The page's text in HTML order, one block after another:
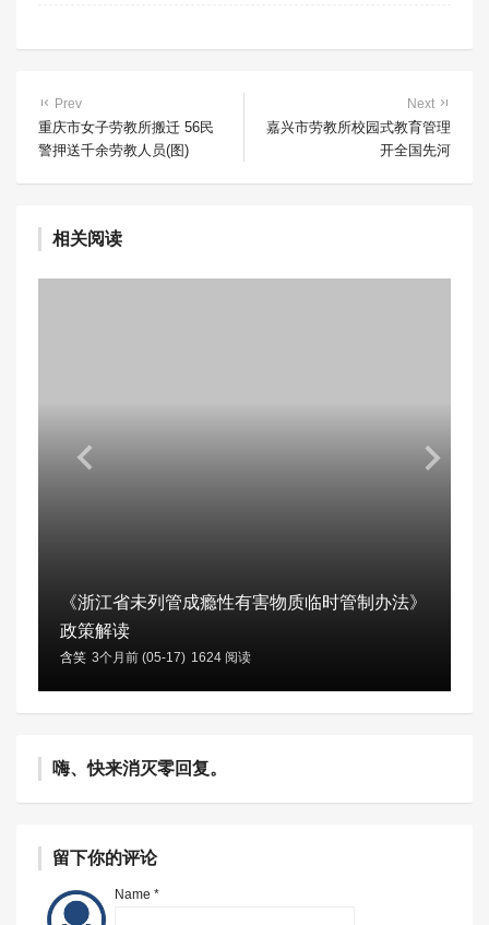
Prev
重庆市女子劳教所搬迁 56民
警押送千余劳教人员(图)
Next
嘉兴市劳教所校园式教育管理
开全国先河
相关阅读
《浙江省未列管成瘾性有害物质临时管制办法》
政策解读
含笑 3个月前 (05-17) 1624 阅读
嗨、快来消灭零回复。
留下你的评论
Name *